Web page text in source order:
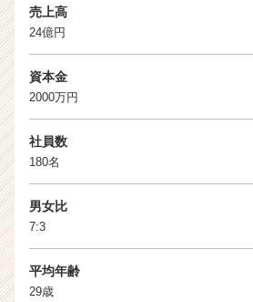
売上高
24億円
資本金
2000万円
社員数
180名
男女比
7:3
平均年齢
29歳